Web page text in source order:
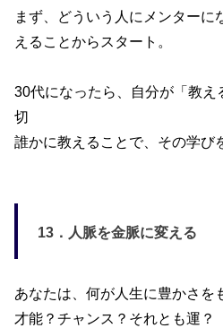
まず、どういう人にメンターに
えることからスタート。
30代になったら、自分が「教え
切
誰かに教えることで、その学び
13． 人脈を金脈に変える
あなたは、何が人生に豊かさを
才能？チャンス？それとも運？